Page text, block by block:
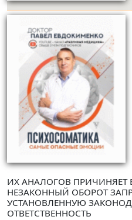
ИХ АНАЛОГОВ ПРИЧИНЯЕТ
НЕЗАКОННЫЙ ОБОРОТ
УСТАНОВЛЕННУЮ
ОТВЕТСТВЕННОСТЬ